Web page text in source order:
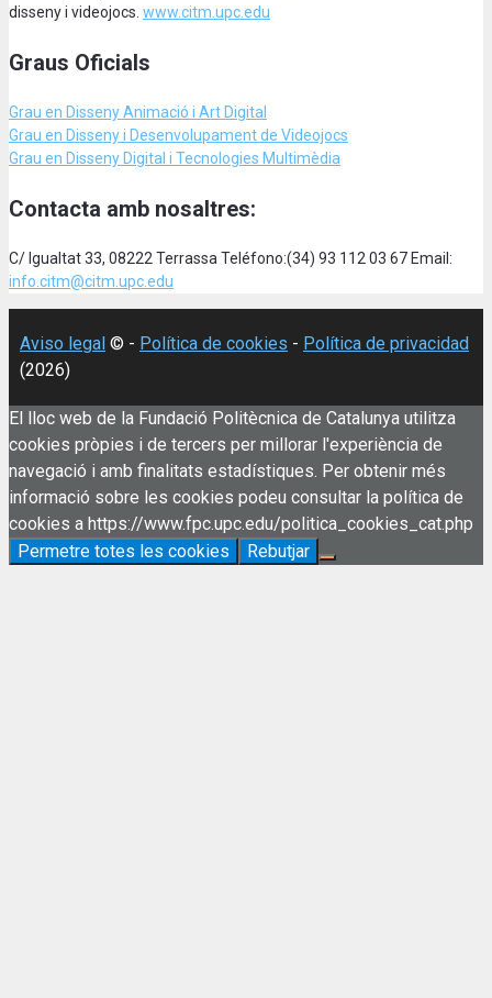
disseny i videojocs. www.citm.upc.edu
Graus Oficials
Grau en Disseny Animació i Art Digital
Grau en Disseny i Desenvolupament de Videojocs
Grau en Disseny Digital i Tecnologies Multimèdia
Contacta amb nosaltres:
C/ Igualtat 33, 08222 Terrassa Teléfono:(34) 93 112 03 67 Email:
info.citm@citm.upc.edu
Aviso legal © - Política de cookies - Política de privacidad
(2026)
El lloc web de la Fundació Politècnica de Catalunya utilitza
cookies pròpies i de tercers per millorar l'experiència de
navegació i amb finalitats estadístiques. Per obtenir més
informació sobre les cookies podeu consultar la política de
cookies a https://www.fpc.upc.edu/politica_cookies_cat.php
Permetre totes les cookies
Rebutjar